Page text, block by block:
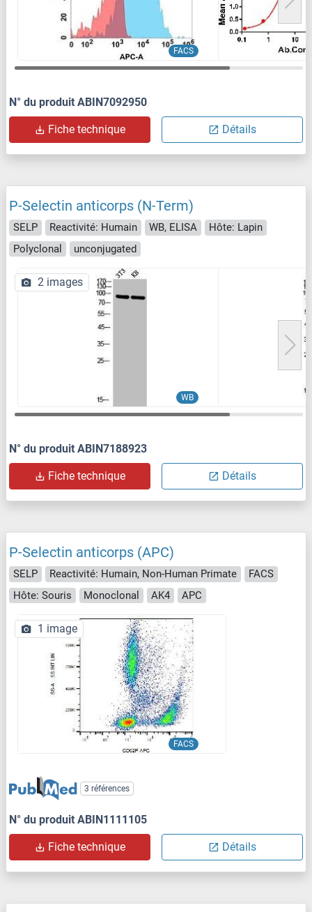
FACS
N° du produit ABIN7092950
Fiche technique Détails
P-Selectin anticorps (N-Term)
SELP Reactivité: Humain WB, ELISA
Hôte: Lapin
Polyclonal
unconjugated
WB
2 images
N° du produit ABIN7188923
Fiche technique Détails
P-Selectin anticorps (APC)
SELP Reactivité: Humain, Non-Human Primate
FACS
Hôte: Souris
Monoclonal AK4 APC
FACS
1 image
3 références
N° du produit ABIN1111105
Fiche technique Détails